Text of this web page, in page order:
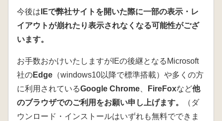
今後は IEで弊社サイトを開いた際に一部の表示・レ
イアウトが崩れたり表示されなくなる可能性がござ
います。
お手数おかけいたしますがIEの後継となるMicrosoft
社のEdge （windows10以降で標準搭載）や多くの方
に利用されているGoogle Chrome FireFoxなど他
のブラウザでのご利用をお願い申し上げます。
（ダ
ウンロード・インストールはいずれも無料でできま